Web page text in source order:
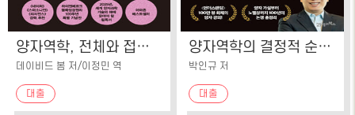
양자역학, 전체와 접힌 질서
데이비드 봄 저/이정민 역
대출
양자역학의 결정적 순간들
박인규 저
대출